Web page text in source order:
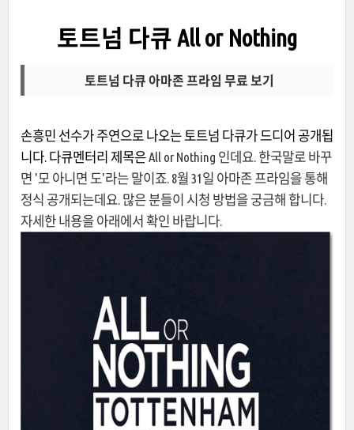
토트넘 다큐 All or Nothing
토트넘 다큐 아마존 프라임 무료 보기
손흥민 선수가 주연으로 나오는 토트넘 다큐가 드디어 공개됩
니다. 다큐멘터리 제목은All or Nothing 인데요. 한국말로 바꾸
면 '모 아니면 도'라는 말이죠. 8월 31일 아마존 프라임을 통해
정식 공개되는데요. 많은 분들이 시청 방법을 궁금해 합니다.
자세한 내용을 아래에서 확인 바랍니다.